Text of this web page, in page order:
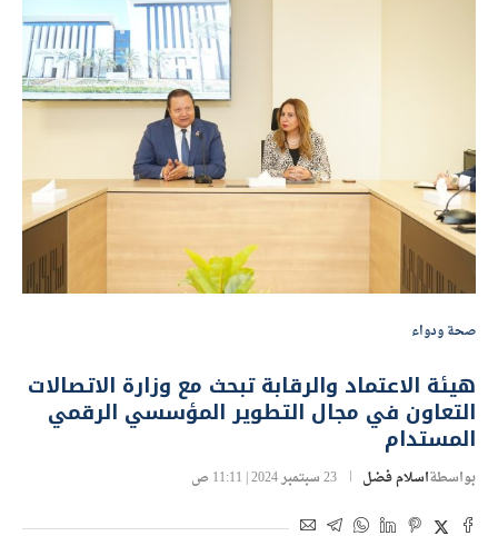
صحة ودواء
هيئة الاعتماد والرقابة تبحث مع وزارة الاتصالات
التعاون في مجال التطوير المؤسسي الرقمي
المستدام
بواسطةاسلام فضل 23 سبتمبر 2024 | 11:11 ص